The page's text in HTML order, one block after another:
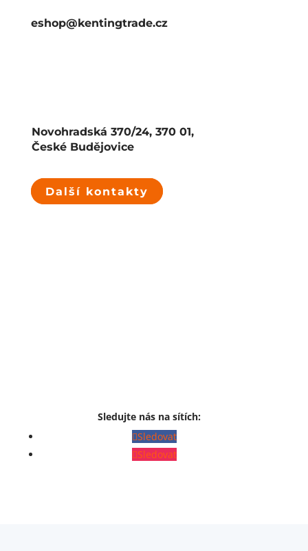
eshop@kentingtrade.cz
Novohradská 370/24, 370 01,
České Budějovice
Další kontakty
Sledujte nás na sítích:
Sledovat
Sledovat